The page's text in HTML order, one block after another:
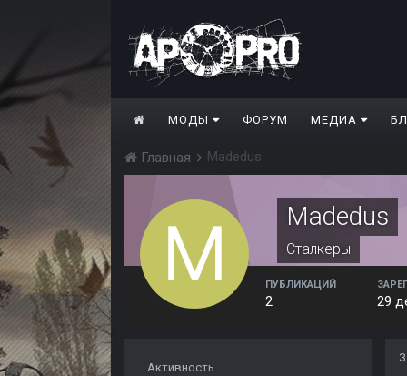
МОДЫ ФОРУМ МЕДИА
Главная Madedus
Madedus
Сталкеры
ПУБЛИКАЦИЙ
2 29
Активность